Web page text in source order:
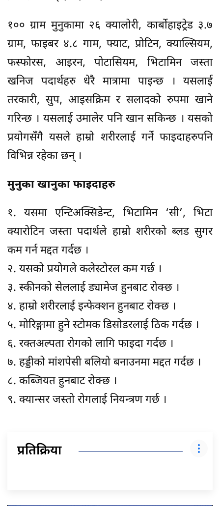
१०० ग्राम मुनुकामा २६ क्यालोरी, कार्बोहाइट्रेड ३.७
ग्राम, फाइबर ४.८ गाम, फ्याट, प्रोटिन, क्याल्सियम,
फस्फोरस, आइरन, पोटासियम, भिटामिन जस्ता
खनिज पदार्थहरु धेरै मात्रामा पाइन्छ । यसलाई
तरकारी, सुप, आइसक्रिम र सलादको रुपमा खाने
गरिन्छ । यसलाई उमालेर पनि खान सकिन्छ । यसको
प्रयोगसँगै यसले हाम्रो शरीरलाई गर्ने फाइदाहरुपनि
विभिन्न रहेका छन् ।
मुनुका खानुका फाइदाहरु
१. यसमा एन्टिअक्सिडेन्ट, भिटामिन ‘सी’, भिटा
क्यारोटिन जस्ता पदार्थले हाम्रो शरीरको ब्लड सुगर
कम गर्न मद्दत गर्दछ ।
२. यसको प्रयोगले कलेस्टोरल कम गर्छ ।
३. स्कीनको सेललाई ड्यामेज हुनबाट रोक्छ ।
४. हाम्रो शरीरलाई इन्फेक्शन हुनबाट रोक्छ ।
५. मोरिङ्गामा हुने स्टोमक डिसोडरलाई ठिक गर्दछ ।
६. रक्तअल्पता रोगको लागि फाइदा गर्दछ ।
७. हड्डीको मांशपेसी बलियो बनाउनमा मद्दत गर्दछ ।
८. कब्जियत हुनबाट रोक्छ ।
९. क्यान्सर जस्तो रोगलाई नियन्त्रण गर्छ ।
प्रतिक्रिया